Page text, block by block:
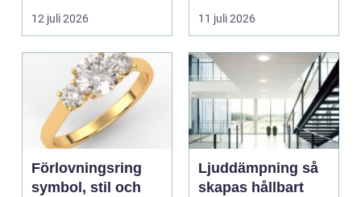
12 juli 2026 11 juli 2026
Förlovningsring
symbol, stil och
Ljuddämpning så
skapas hållbart